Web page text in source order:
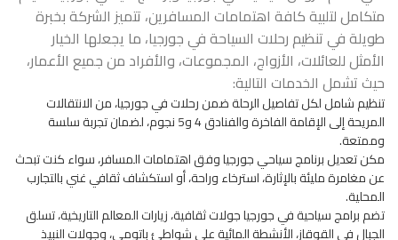
متكامل لتلبية كافة اهتمامات المسافرين، تتميز الشركة بخبرة
طويلة في تنظيم رحلات السياحة في جورجيا، ما يجعلها الخيار
الأمثل للعائلات، الأزواج، المجموعات، والأفراد من جميع الأعمار،
حيث تشمل الخدمات التالية:
تنظيم شامل لكل تفاصيل الرحلة ضمن رحلات في جورجيا، من الانتقالات
المريحة إلى الإقامة الفاخرة والفنادق 4 و5 نجوم، لضمان تجربة سلسة
وممتعة.
مكن تعديل برنامج سياحي جورجيا وفق اهتمامات المسافر، سواء كنت تبحث
عن مغامرة مليئة بالإثارة، استرخاء وراحة، أو استكشاف ثقافي غني بالتجارب
المحلية.
تضم برامج سياحية في جورجيا جولات ثقافية، زيارات المعالم التاريخية، تسلق
الجبال في القوقاز، الأنشطة المائية على شواطئ باتومي، وجولات النبيذ